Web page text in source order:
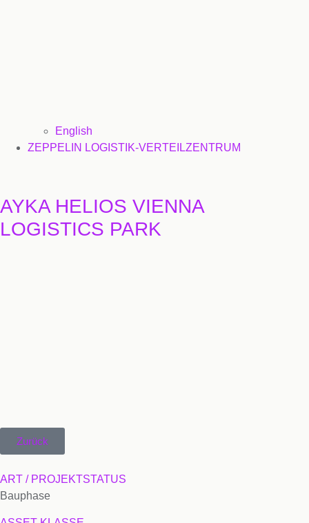
English
ZEPPELIN LOGISTIK-VERTEILZENTRUM
AYKA HELIOS VIENNA
LOGISTICS PARK
Zurück
ART / PROJEKTSTATUS
Bauphase